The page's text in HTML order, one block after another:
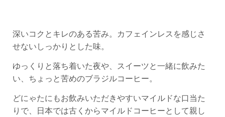
深いコクとキレのある苦み。カフェインレスを感じさ
せないしっかりとした味。
ゆっくりと落ち着いた夜や、スイーツと一緒に飲みた
い、ちょっと苦めのブラジルコーヒー。
どにゃたにもお飲みいただきやすいマイルドな口当た
りで、日本では古くからマイルドコーヒーとして親し